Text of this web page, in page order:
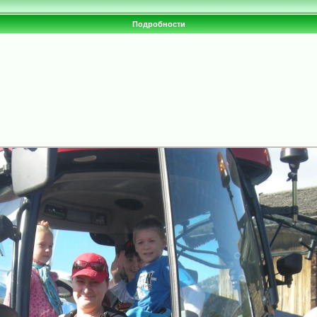
Подробности